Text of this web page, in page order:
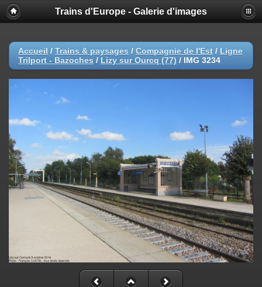
Trains d'Europe - Galerie d'images
Accueil / Trains & paysages / Compagnie de l'Est / Ligne
Trilport - Bazoches / Lizy sur Ourcq (77) / IMG 3234